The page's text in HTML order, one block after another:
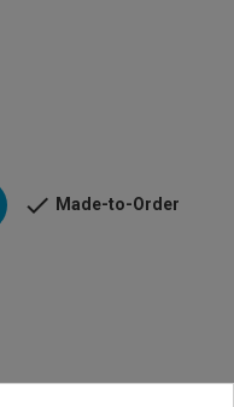
 Made-to-Order